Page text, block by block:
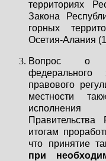
территориях
Закона
горных
Осетия-Алания
Вопрос о
правового
местности
исполнения
итогам
что принятие
при